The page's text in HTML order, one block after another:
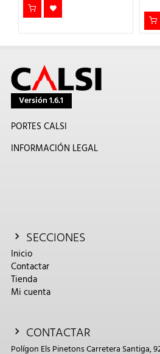
Versión 1.6.1
PORTES CALSI
INFORMACIÓN LEGAL
SECCIONES
Inicio
Contactar
Tienda
Mi cuenta
CONTACTAR
Polígon Els Pinetons Carretera Santiga,